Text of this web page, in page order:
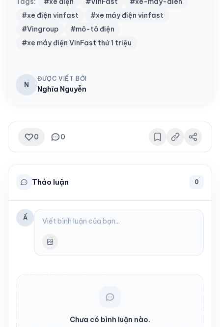
#xe điện vinfast
#xe máy điện vinfast
#Vingroup
#mô-tô điện
#xe máy điện VinFast thứ 1 triệu
N
ĐƯỢC VIẾT BỞI
Nghĩa Nguyễn
0 0
Thảo luận 0
Ẩ
Chưa có bình luận nào.